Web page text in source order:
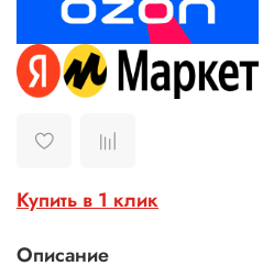
Купить в 1 клик
Описание